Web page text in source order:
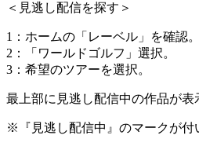
＜ 見逃し配信を探す ＞
1：ホームの「レーベル」を確認。
2：「ワールドゴルフ」選択。
3：希望のツアーを選択。
最上部に見逃し配信中の作品が表
※『見逃し配信中』のマークが付